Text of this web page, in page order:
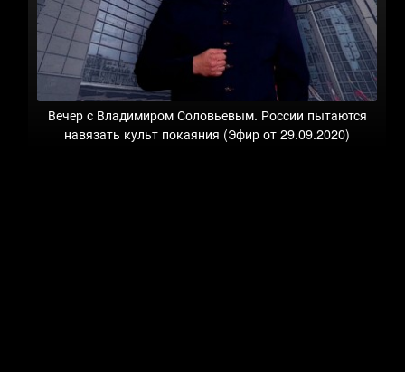
Вечер с Владимиром Соловьевым. России пытаются
навязать культ покаяния (Эфир от 29.09.2020)